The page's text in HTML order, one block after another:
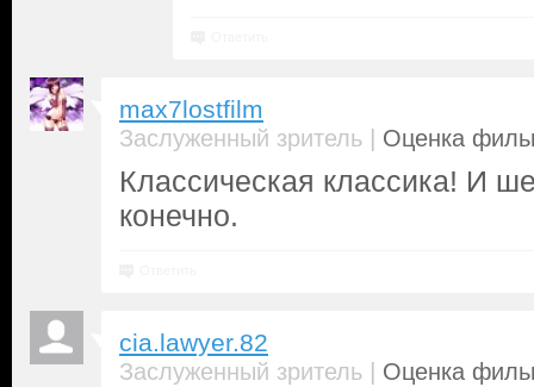
max7lostfilm
Заслуженный зритель | Оценка
Классическая классика! И
конечно.
cia.lawyer.82
Заслуженный зритель | Оценка